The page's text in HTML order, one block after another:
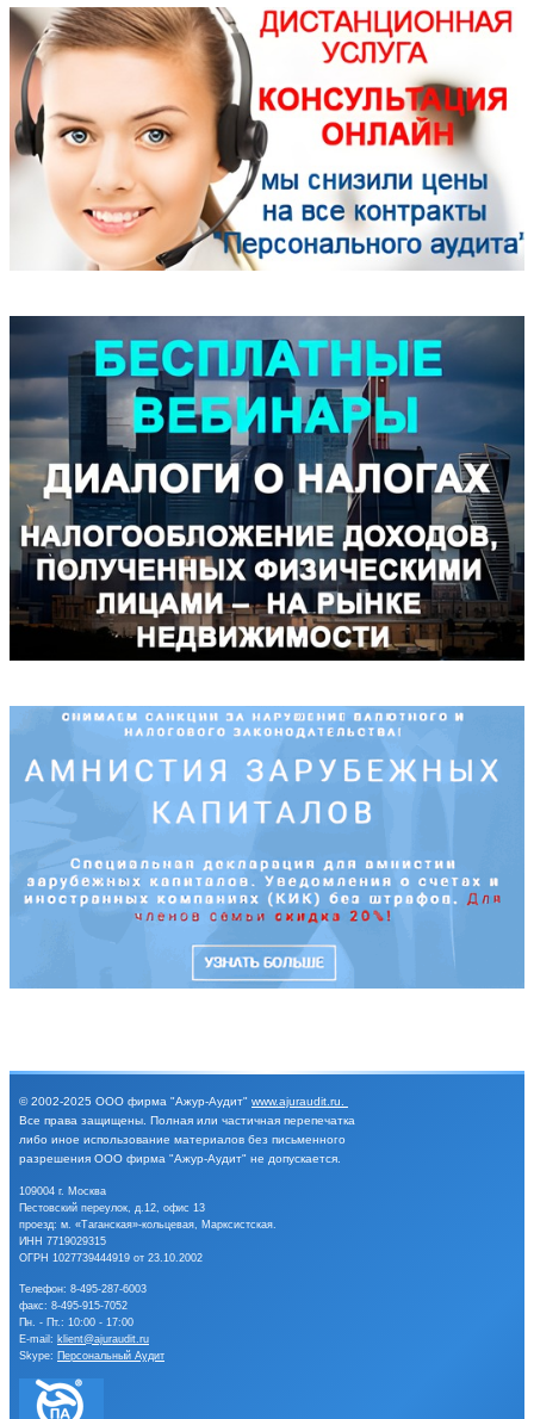
© 2002-2025 ООО фирма "Ажур-Аудит" www.ajuraudit.ru
Все права защищены. Полная или частичная перепечатка
либо иное использование материалов без письменного
разрешения ООО фирма "Ажур-Аудит" не допускается.
109004 г. Москва
Пестовский переулок, д.12, офис 13
проезд: м. «Таганская»-кольцевая, Марксистская.
ИНН 7719029315
ОГРН 1027739444919 от 23.10.2002
Телефон: 8-495-287-6003
факс: 8-495-915-7052
Пн. - Пт.: 10:00 - 17:00
E-mail: klient@ajuraudit.ru
Skype: Персональный Аудит